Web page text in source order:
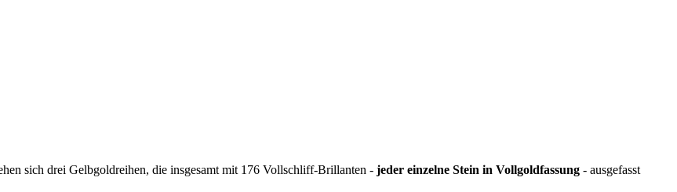
sich drei Gelbgoldreihen, die insgesamt mit 176 Vollschliff-Brillanten - jeder einzelne Stein in Vollgoldfassung - ausgefasst